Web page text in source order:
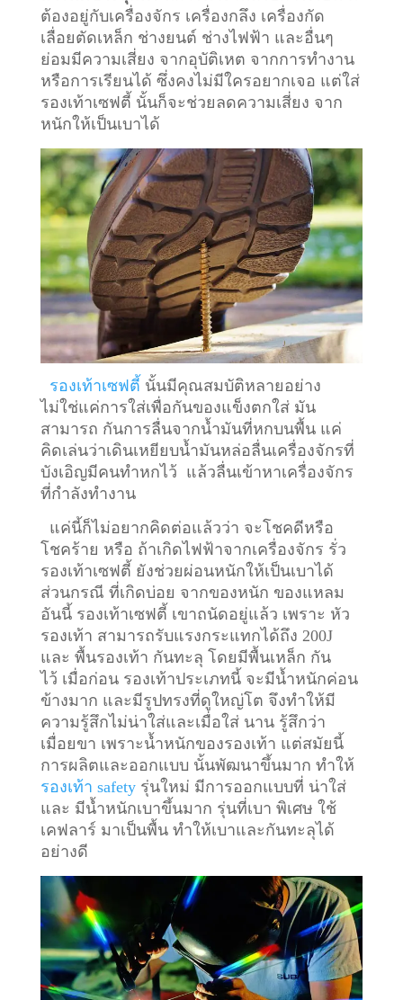
ต้องอยู่กับเครื่องจักร เครื่องกลึง เครื่องกัด
เลื่อยตัดเหล็ก ช่างยนต์ ช่างไฟฟ้า และอื่นๆ
ย่อมมีความเสี่ยง จากอุบัติเหต จากการทำงาน
หรือการเรียนได้ ซึ่งคงไม่มีใครอยากเจอ แต่ใส่
รองเท้าเซฟตี้ นั้นก็จะช่วยลดความเสี่ยง จาก
หนักให้เป็นเบาได้
รองเท้าเซฟตี้ นั้นมีคุณสมบัติหลายอย่าง
ไม่ใช่แค่การใส่เพื่อกันของแข็งตกใส่ มัน
สามารถ กันการลื่นจากน้ำมันที่หกบนพื้น แค่
คิดเล่นว่าเดินเหยียบน้ำมันหล่อลื่นเครื่องจักรที่
บังเอิญมีคนทำหกไว้ แล้วลื่นเข้าหาเครื่องจักร
ที่กำลังทำงาน
แค่นี้ก็ไม่อยากคิดต่อแล้วว่า จะโชคดีหรือ
โชคร้าย หรือ ถ้าเกิดไฟฟ้าจากเครื่องจักร รั่ว
รองเท้าเซฟตี้ ยังช่วยผ่อนหนักให้เป็นเบาได้
ส่วนกรณี ที่เกิดบ่อย จากของหนัก ของแหลม
อันนี้ รองเท้าเซฟตี้ เขาถนัดอยู่แล้ว เพราะ หัว
รองเท้า สามารถรับแรงกระแทกได้ถึง 200J
และ พื้นรองเท้า กันทะลุ โดยมีพื้นเหล็ก กัน
ไว้ เมื่อก่อน รองเท้าประเภทนี้ จะมีน้ำหนักค่อน
ข้างมาก และมีรูปทรงที่ดูใหญ่โต จึงทำให้มี
ความรู้สึกไม่น่าใส่และเมื่อใส่ นาน รู้สึกว่า
เมื่อยขา เพราะน้ำหนักของรองเท้า แต่สมัยนี้
การผลิตและออกแบบ นั้นพัฒนาขึ้นมาก ทำให้
รองเท้า safetyรุ่นใหม่ มีการออกแบบที่ น่าใส่
และ มีน้ำหนักเบาขึ้นมาก รุ่นที่เบา พิเศษ ใช้
เคฟลาร์ มาเป็นพื้น ทำให้เบาและกันทะลุได้
อย่างดี